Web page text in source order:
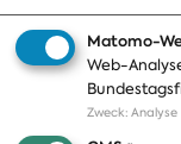
Themen
Matomo-
Web-
Zweck: Analyse